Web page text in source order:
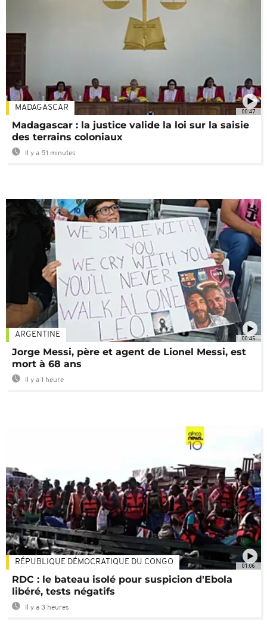
00:47
MADAGASCAR
Madagascar : la justice valide la loi sur la saisie
des terrains coloniaux
Il y a 51 minutes
00:45
ARGENTINE
Jorge Messi, père et agent de Lionel Messi, est
mort à 68 ans
Il y a 1 heure
01:06
RÉPUBLIQUE DÉMOCRATIQUE DU CONGO
RDC : le bateau isolé pour suspicion d'Ebola
libéré, tests négatifs
Il y a 3 heures